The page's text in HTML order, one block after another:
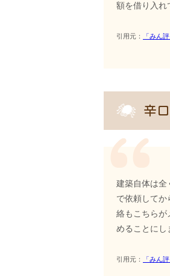
額を借り入れ
引用元： 「みん
辛
建築自体は全
で依頼して
絡もこちらが
めることにし
引用元： 「みん